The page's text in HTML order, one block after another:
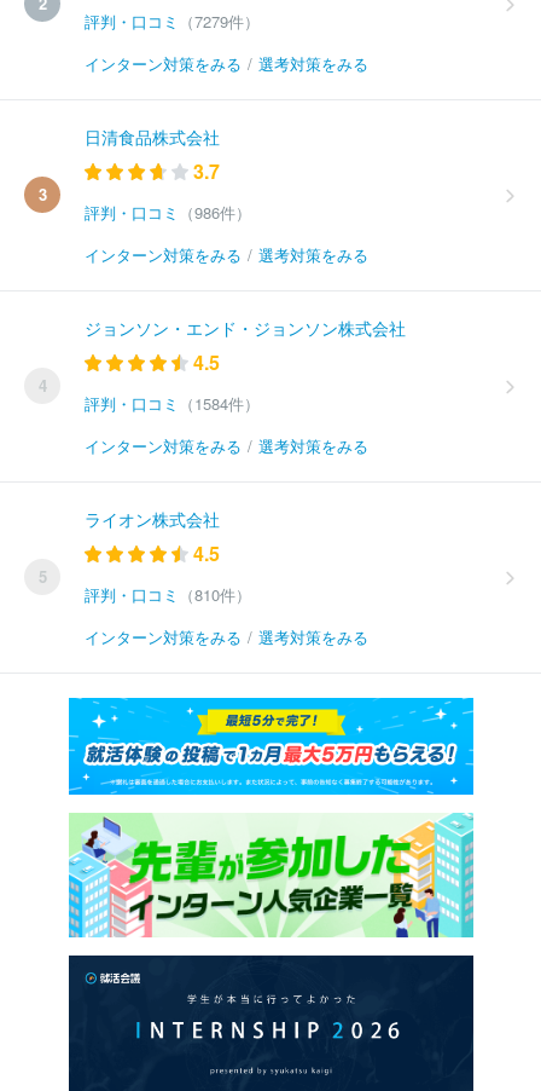
評判・口コミ
（7279件）
インターン対策をみる / 選考対策をみる
3
日清食品株式会社
3.7
評判・口コミ
（986件）
インターン対策をみる / 選考対策をみる
4
ジョンソン・エンド・ジョンソン株式会社
4.5
評判・口コミ
（1584件）
インターン対策をみる / 選考対策をみる
5
ライオン株式会社
4.5
評判・口コミ
（810件）
インターン対策をみる / 選考対策をみる